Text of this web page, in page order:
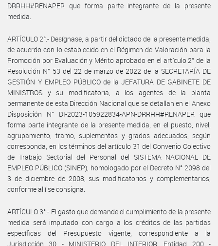
DRRHH#RENAPER que forma parte integrante de la presente
medida.
ARTÍCULO 2°.- Desígnase, a partir del dictado de la presente medida,
de acuerdo con lo establecido en el Régimen de Valoración para la
Promoción por Evaluación y Mérito aprobado en el artículo 2° de la
Resolución N° 53 del 22 de marzo de 2022 de la SECRETARÍA DE
GESTIÓN Y EMPLEO PÚBLICO de la JEFATURA DE GABINETE DE
MINISTROS y su modificatoria, a los agentes de la planta
permanente de esta Dirección Nacional que se detallan en el Anexo
Disposición N° DI-2023-105922834-APN-DRRHH#RENAPER que
forma parte integrante de la presente medida, en el puesto, nivel,
agrupamiento, tramo, suplementos y grados adecuados, según
corresponda, en los términos del artículo 31 del Convenio Colectivo
de Trabajo Sectorial del Personal del SISTEMA NACIONAL DE
EMPLEO PÚBLICO (SINEP), homologado por el Decreto N° 2098 del
3 de diciembre de 2008, sus modificatorios y complementarios,
conforme allí se consigna.
ARTÍCULO 3°.- El gasto que demande el cumplimiento de la presente
medida será imputado con cargo a los créditos de las partidas
específicas del Presupuesto vigente, correspondiente a la
Jurisdicción 30 - MINISTERIO DEL INTERIOR, Entidad 200 -